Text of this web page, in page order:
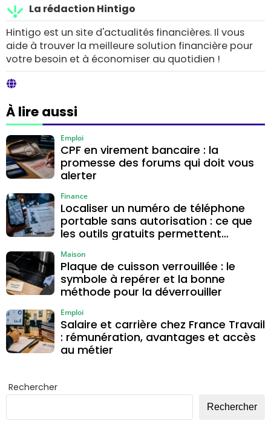
La rédaction Hintigo
Hintigo est un site d'actualités financières. Il vous
aide à trouver la meilleure solution financière pour
votre besoin et à économiser au quotidien !
À lire aussi
CPF en virement bancaire : la
promesse des forums qui doit vous
alerter
Emploi
Localiser un numéro de téléphone
portable sans autorisation : ce que
les outils gratuits permettent
Finance
Plaque de cuisson verrouillée : le
symbole à repérer et la bonne
méthode pour la déverrouiller
Maison
Salaire et carrière chez France Travail
: rémunération, avantages et accès
au métier
Emploi
Rechercher
Rechercher